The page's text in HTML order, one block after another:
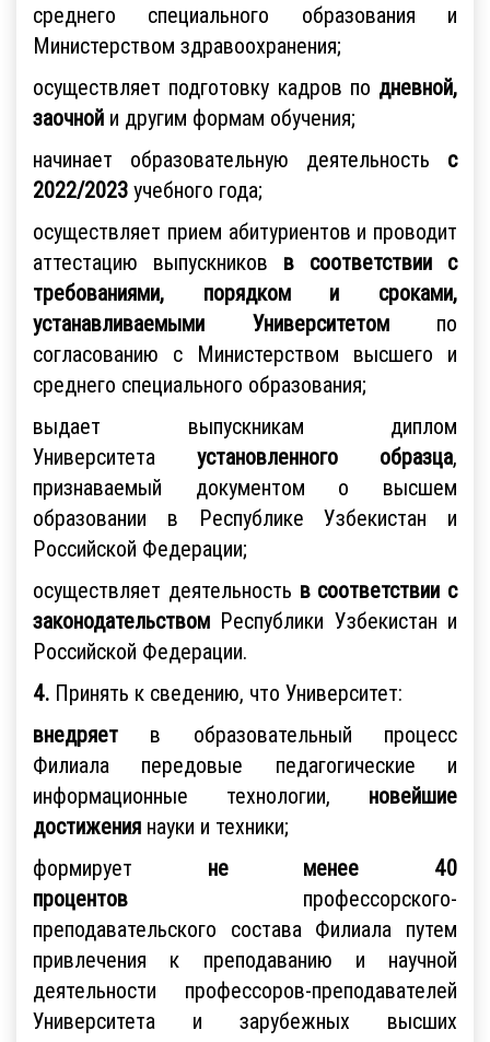
среднего специального образования и
Министерством здравоохранения;
осуществляет подготовку кадров по дневной,
заочной и другим формам обучения;
начинает образовательную деятельность с
2022/2023 учебного года;
осуществляет прием абитуриентов и проводит
аттестацию выпускников в соответствии с
требованиями, порядком и сроками,
устанавливаемыми Университетомпо
согласованию с Министерством высшего и
среднего специального образования;
выдает выпускникам диплом
Университета установленного образца,
признаваемый документом о высшем
образовании в Республике Узбекистан и
Российской Федерации;
осуществляет деятельность в соответствии с
законодательством Республики Узбекистан и
Российской Федерации.
4. Принять к сведению, что Университет:
внедряет в образовательный процесс
Филиала передовые педагогические и
информационные технологии, новейшие
достижения науки и техники;
формирует не менее 40
процентов профессорского-
преподавательского состава Филиала путем
привлечения к преподаванию и научной
деятельности профессоров-преподавателей
Университета и зарубежных высших